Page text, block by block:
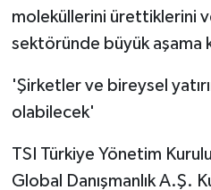
moleküllerini ürettiklerini
sektöründe büyük aşama
'Şirketler ve bireysel
olabilecek'
TSI Türkiye Yönetim
Global Danışmanlık A.Ş.